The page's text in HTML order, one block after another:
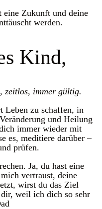
eine Zukunft und deine
werden.
Kind,
zeitlos, immer gültig.
Leben zu schaffen, in
und Heilung
immer wieder mit
es, meditiere darüber –
prüfen.
Ja, du hast eine
vertraust, deine
wirst du das Ziel
weil ich dich so sehr